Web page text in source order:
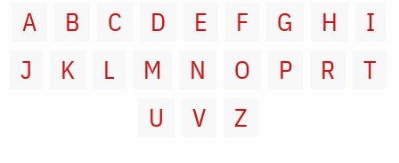
A B C D E F G H
I
J
K L M N O P R
T
U
V Z